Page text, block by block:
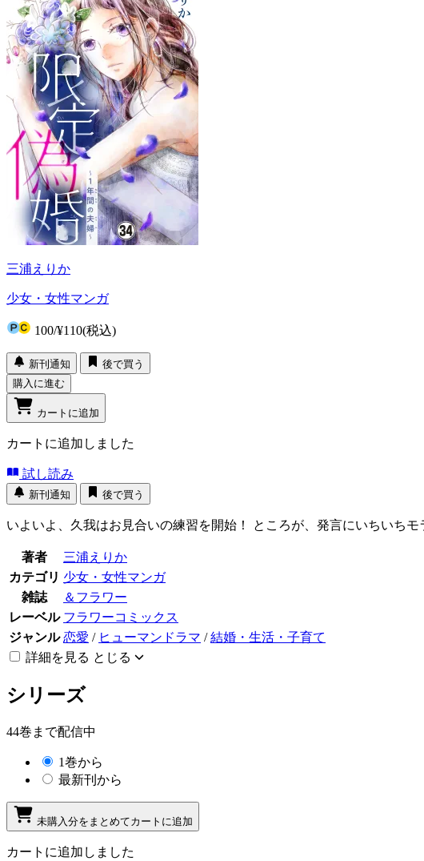
三浦えりか
少女・女性マンガ
100/¥110(税込)
新刊通知
後で買う
購入に進む
カートに追加
カートに追加しました
試し読み
新刊通知 後で買う
いよいよ、久我はお見合いの練習を開始！ ところが、発言にいちいち
著者
三浦えりか
カテゴリ 少女・女性マンガ
雑誌
＆フラワー
レーベル フラワーコミックス
ジャンル 恋愛 / ヒューマンドラマ /結婚・生活・子育て
詳細を見る とじる
シリーズ
44巻まで配信中
1巻から
最新刊から
未購入分をまとめてカートに追加
カートに追加しました